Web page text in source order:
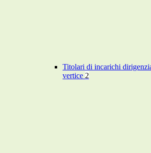
Titolari di incarichi
vertice 2